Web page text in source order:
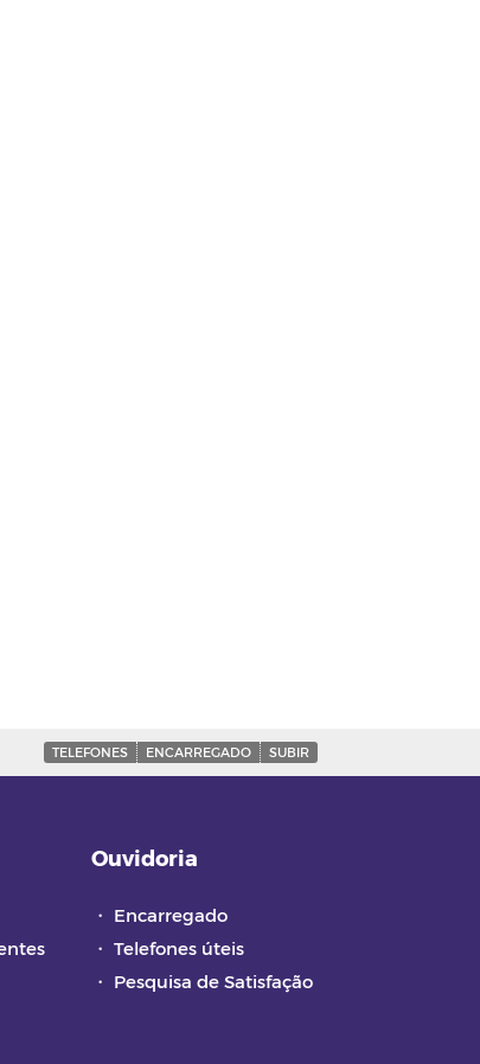
TELEFONES ENCARREGADO SUBIR
Ouvidoria
・ Encarregado
・ Telefones úteis
・ Pesquisa de Satisfação